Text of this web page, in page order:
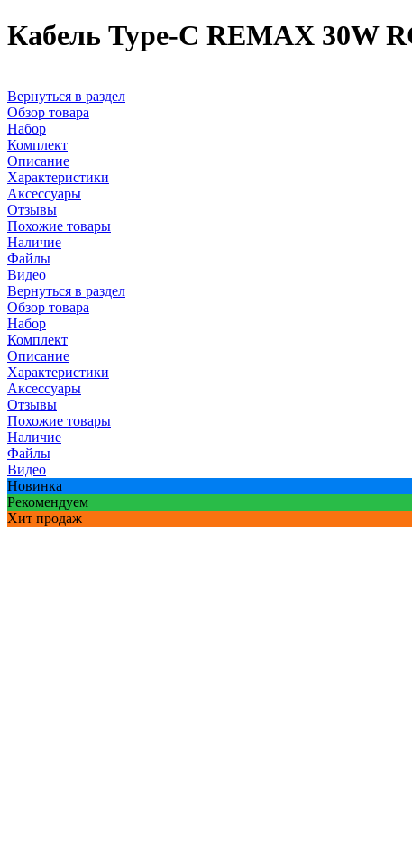
Кабель Type-C REMAX 30W
Вернуться в раздел
Обзор товара
Набор
Комплект
Описание
Характеристики
Аксессуары
Отзывы
Похожие товары
Наличие
Файлы
Видео
Вернуться в раздел
Обзор товара
Набор
Комплект
Описание
Характеристики
Аксессуары
Отзывы
Похожие товары
Наличие
Файлы
Видео
Новинка
Рекомендуем
Хит продаж